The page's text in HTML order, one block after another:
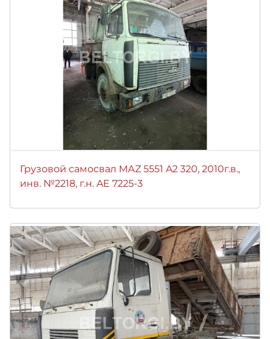
Грузовой самосвал МАZ 5551 A2 320, 2010г.в.,
инв. №2218, г.н. AE 7225-3